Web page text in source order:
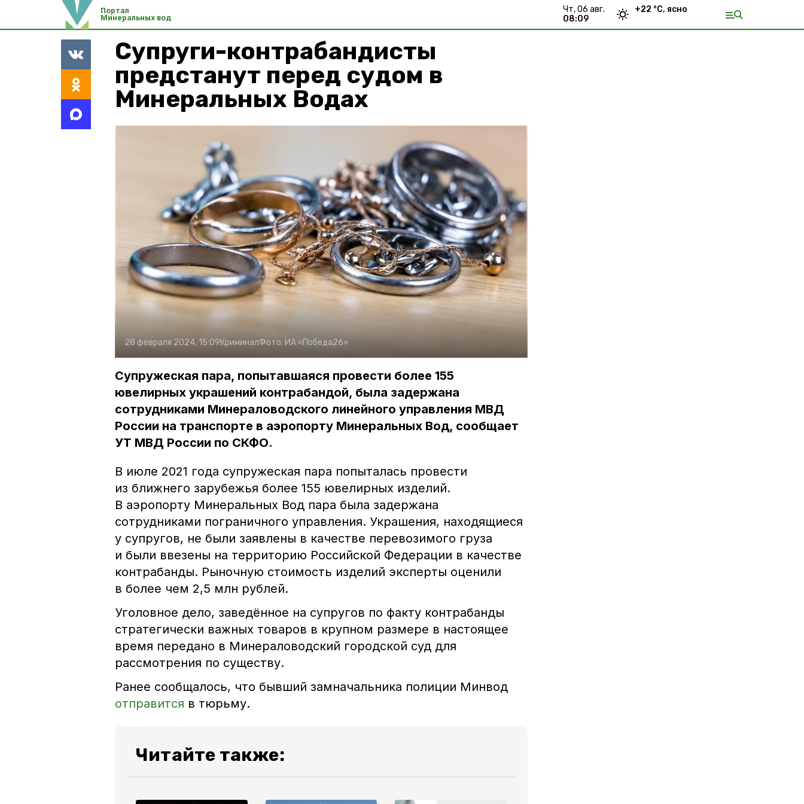
Портал
Минеральных вод
чт, 06 авг.
08:09
+22 °С, ясно
Супруги-контрабандисты
предстанут перед судом в
Минеральных Водах
28 февраля 2024, 15:09КриминалФото: ИА «Победа26»
Супружеская пара, попытавшаяся провести более 155
ювелирных украшений контрабандой, была задержана
сотрудниками Минераловодского линейного управления МВД
России на транспорте в аэропорту Минеральных Вод, сообщает
УТ МВД России по СКФО.
В июле 2021 года супружеская пара попыталась провести
из ближнего зарубежья более 155 ювелирных изделий.
В аэропорту Минеральных Вод пара была задержана
сотрудниками пограничного управления. Украшения, находящиеся
у супругов, не были заявлены в качестве перевозимого груза
и были ввезены на территорию Российской Федерации в качестве
контрабанды. Рыночную стоимость изделий эксперты оценили
в более чем 2,5 млн рублей.
Уголовное дело, заведённое на супругов по факту контрабанды
стратегически важных товаров в крупном размере в настоящее
время передано в Минераловодский городской суд для
рассмотрения по существу.
Ранее сообщалось, что бывший замначальника полиции Минвод
отправится в тюрьму.
Читайте также: